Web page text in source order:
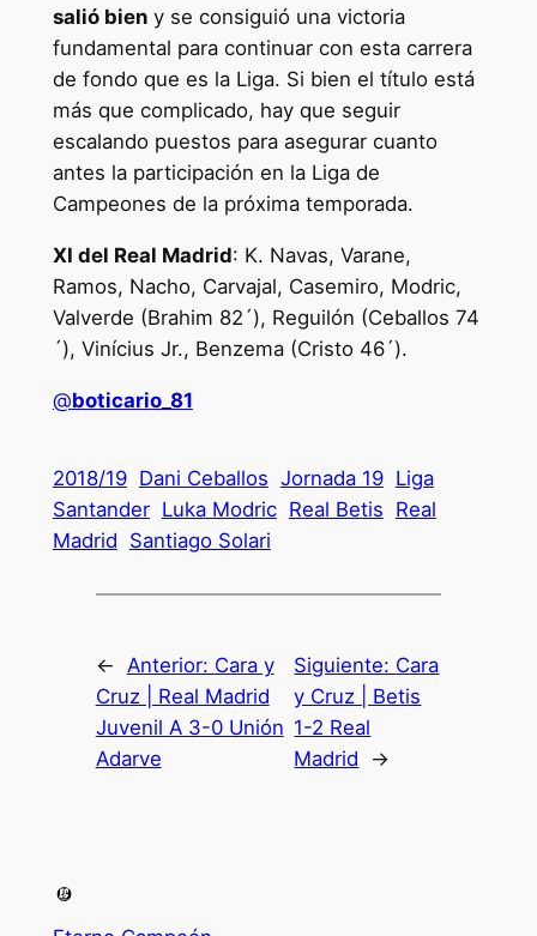
salió bieny se consiguió una victoria
fundamental para continuar con esta carrera
de fondo que es la Liga. Si bien el título está
más que complicado, hay que seguir
escalando puestos para asegurar cuanto
antes la participación en la Liga de
Campeones de la próxima temporada.
XI del Real Madrid: K. Navas, Varane,
Ramos, Nacho, Carvajal, Casemiro, Modric,
Valverde (Brahim 82´), Reguilón (Ceballos 74
´), Vinícius Jr., Benzema (Cristo 46´).
@boticario_81
2018/19 Dani Ceballos Jornada 19 Liga
Santander Luka Modric Real Betis Real
Madrid Santiago Solari
← Anterior: Cara y
Cruz | Real Madrid
Juvenil A 3-0 Unión
Adarve
Siguiente: Cara
y Cruz | Betis
1-2 Real
Madrid
→